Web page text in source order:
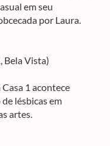
em seu
por Laura.
Bela Vista)
1 acontece
lésbicas em
artes.